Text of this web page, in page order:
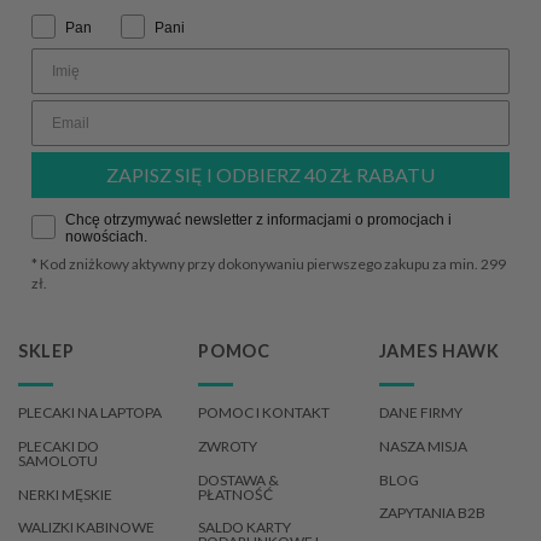
Dzień dobry, bardzo dziękujemy za opinię :)
Zadowolenie klientów naprawdę wiele dla nas
znaczy! Pozdrawiamy, Team James Hawk
Komentarz sklepu
Dzień dobry! Bardzo dziękujemy za miłe słowa 🌟
Ta opinia wiele dla nas znaczy. Serdecznie
pozdrawiamy, Team James Hawk
Jagoda zweryfikowano
5
Opinia dotyczy podobnego produktu: Zip Wallet -
Carbon
Grzegorz
Super , tego szukałem ..
Zwrot grzecznościowy:
Pan Pani
ZAPISZ SIĘ I ODBIERZ 40 ZŁ RABATU
ZgodaChcę otrzymywać newsletter z informacjami o promocjach i
nowościach.
* Kod zniżkowy aktywny przy dokonywaniu pierwszego zakupu za min. 299
zł.
SKLEP
PLECAKI NA LAPTOPA
PLECAKI DO
SAMOLOTU
NERKI MĘSKIE
WALIZKI KABINOWE
POMOC
POMOC I KONTAKT
ZWROTY
DOSTAWA &
PŁATNOŚĆ
SALDO KARTY
JAMES HAWK
DANE FIRMY
NASZA MISJA
BLOG
ZAPYTANIA B2B